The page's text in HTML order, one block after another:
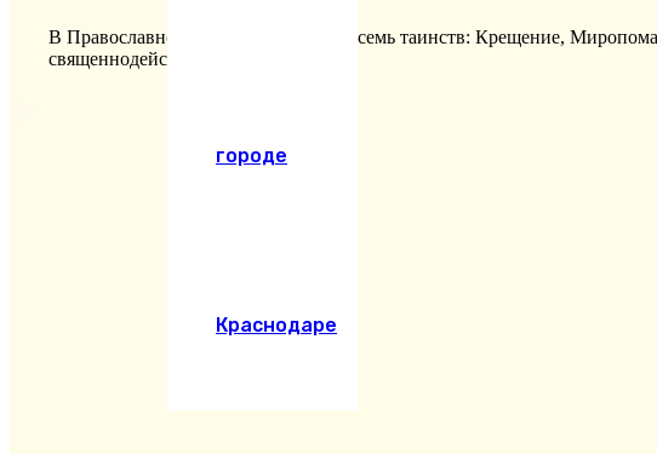
городе
Краснодаре
В Православной Церкви существует семь таинств: Крещение,
священнодействие,…